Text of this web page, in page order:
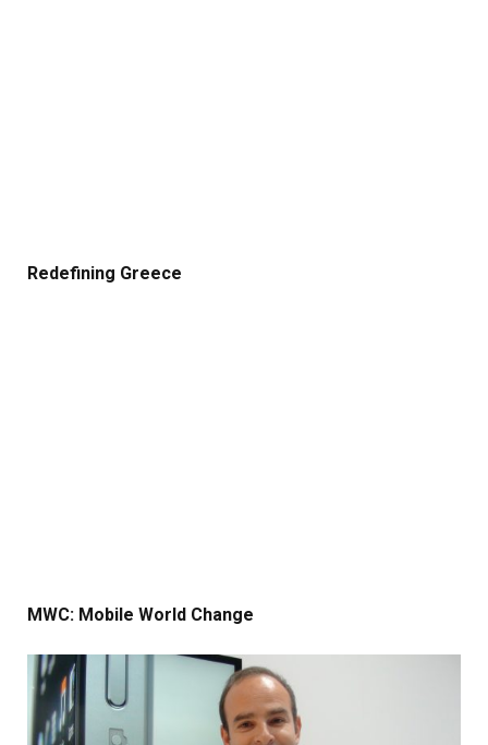
Redefining Greece
MWC: Mobile World Change